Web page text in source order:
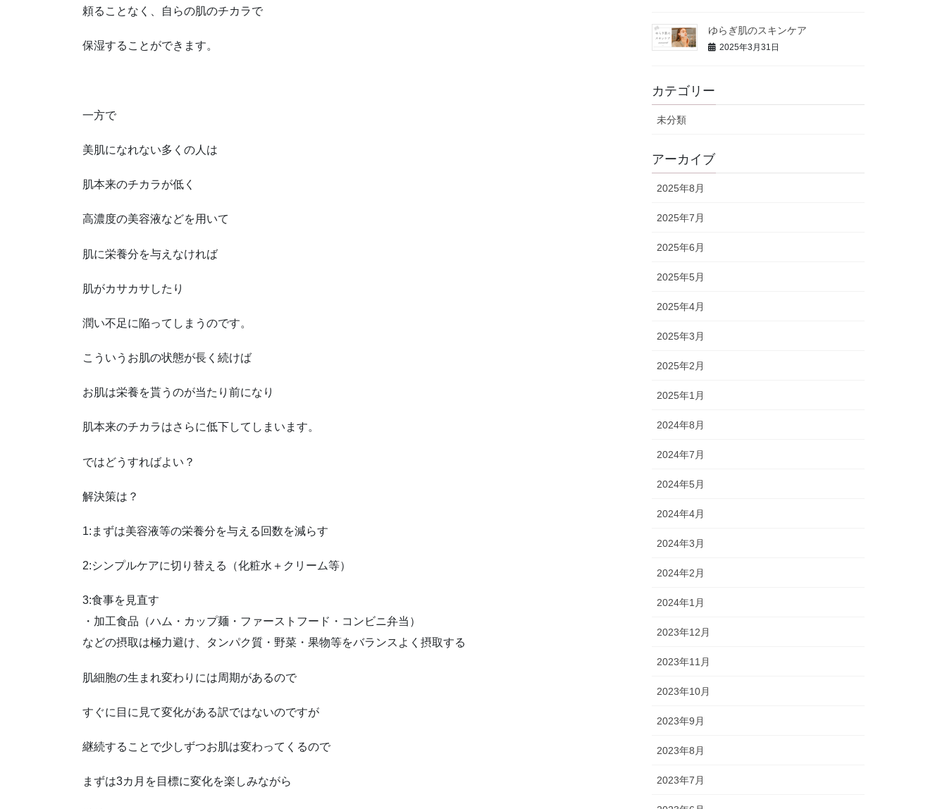
頼ることなく、自らの肌のチカラで
保湿することができます。
一方で
美肌になれない多くの人は
肌本来のチカラが低く
高濃度の美容液などを用いて
肌に栄養分を与えなければ
肌がカサカサしたり
潤い不足に陥ってしまうのです。
こういうお肌の状態が長く続けば
お肌は栄養を貰うのが当たり前になり
肌本来のチカラはさらに低下してしまいます。
ではどうすればよい？
解決策は？
1:まずは美容液等の栄養分を与える回数を減らす
2:シンプルケアに切り替える（化粧水＋クリーム等）
3:食事を見直す
・加工食品（ハム・カップ麺・ファーストフード・コンビニ弁当）
などの摂取は極力避け、タンパク質・野菜・果物等をバランスよく摂取する
肌細胞の生まれ変わりには周期があるので
すぐに目に見て変化がある訳ではないのですが
継続することで少しずつお肌は変わってくるので
まずは3カ月を目標に変化を楽しみながら
ゆらぎ肌のスキンケア
2025年3月31日
カテゴリー
未分類
アーカイブ
2025年8月
2025年7月
2025年6月
2025年5月
2025年4月
2025年3月
2025年2月
2025年1月
2024年8月
2024年7月
2024年5月
2024年4月
2024年3月
2024年2月
2024年1月
2023年12月
2023年11月
2023年10月
2023年9月
2023年8月
2023年7月